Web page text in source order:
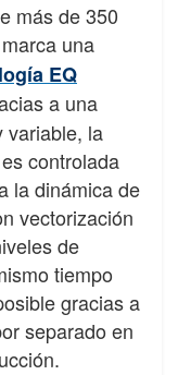
más de 350
marca una
EQ
a una
variable, la
controlada
la dinámica de
vectorización
de
tiempo
gracias a
separado en